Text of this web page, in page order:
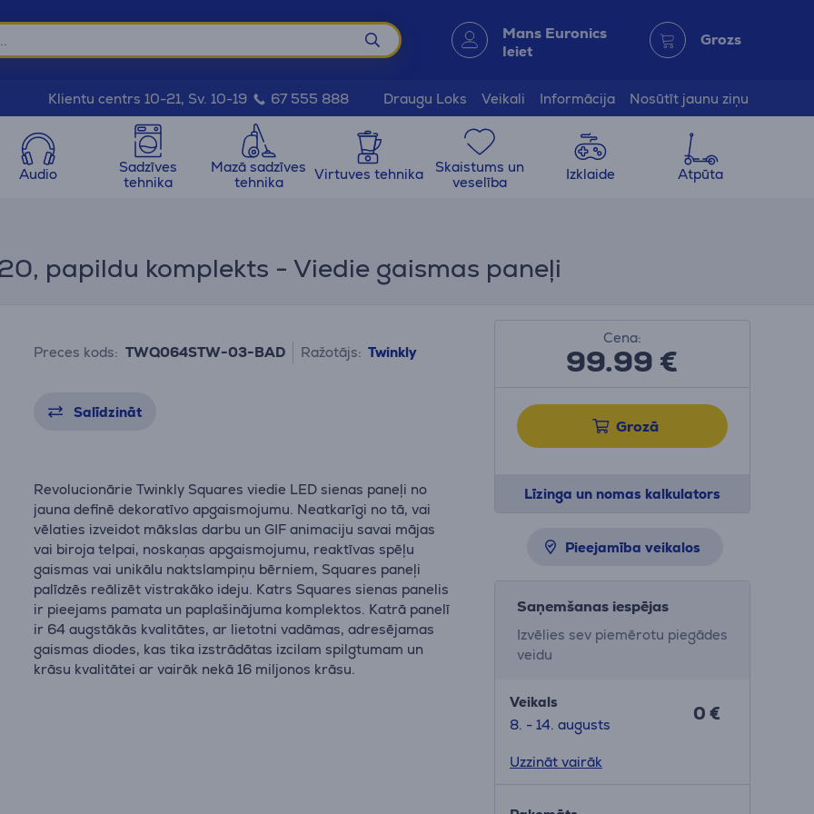
Mans Euronics
Ieiet
Grozs
Klientu centrs 10-21, Sv. 10-19 67 555 888 Draugu Loks Veikali Informācija Nosūtīt jaunu ziņu
Audio
Sadzīves
tehnika
Mazā sadzīves
tehnika
Virtuves tehnika
Skaistums un
veselība
Izklaide Atpūta
papildu komplekts - Viedie gaismas paneļi
Preces kods: TWQ064STW-03-BAD Ražotājs: Twinkly
Salīdzināt
Revolucionārie Twinkly Squares viedie LED sienas paneļi no
jauna definē dekoratīvo apgaismojumu. Neatkarīgi no tā, vai
vēlaties izveidot mākslas darbu un GIF animaciju savai mājas
vai biroja telpai, noskaņas apgaismojumu, reaktīvas spēļu
gaismas vai unikālu naktslampiņu bērniem, Squares paneļi
palīdzēs reālizēt vistrakāko ideju. Katrs Squares sienas panelis
ir pieejams pamata un paplašinājuma komplektos. Katrā panelī
ir 64 augstākās kvalitātes, ar lietotni vadāmas, adresējamas
gaismas diodes, kas tika izstrādātas izcilam spilgtumam un
krāsu kvalitātei ar vairāk nekā 16 miljonos krāsu.
Cena:
99.99€
Grozā
Līzinga un nomas kalkulators
Pieejamība veikalos
Saņemšanas iespējas
Izvēlies sev piemērotu piegādes
veidu
Veikals
8. - 14. augusts
0 €
Uzzināt vairāk